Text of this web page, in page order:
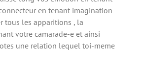
en tenant imagination
tous les apparitions , la
votre camarade-e et ainsi
une relation lequel toi-meme